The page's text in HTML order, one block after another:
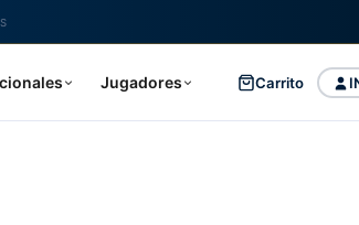
S
Jugadores Carrito